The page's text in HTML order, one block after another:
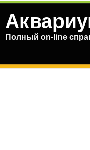
Полный on-line